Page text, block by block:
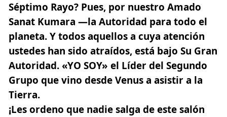
Séptimo Rayo? Pues, por nuestro Amado
Sanat Kumara —la Autoridad para todo el
planeta. Y todos aquellos a cuya atención
ustedes han sido atraídos, está bajo Su Gran
Autoridad. «YO SOY» el Líder del Segundo
Grupo que vino desde Venus a asistir a la
Tierra.
¡Les ordeno que nadie salga de este salón